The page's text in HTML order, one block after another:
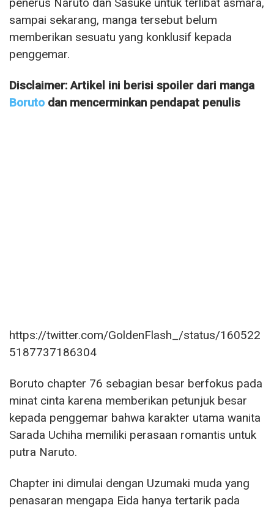
sampai sekarang, manga tersebut belum
memberikan sesuatu yang konklusif kepada
penggemar.
Disclaimer: Artikel ini berisi spoiler dari manga
Boruto dan mencerminkan pendapat penulis
https://twitter.com/GoldenFlash_/status/160522
5187737186304
Boruto chapter 76 sebagian besar berfokus pada
minat cinta karena memberikan petunjuk besar
kepada penggemar bahwa karakter utama wanita
Sarada Uchiha memiliki perasaan romantis untuk
putra Naruto.
Chapter ini dimulai dengan Uzumaki muda yang
penasaran mengapa Eida hanya tertarik pada